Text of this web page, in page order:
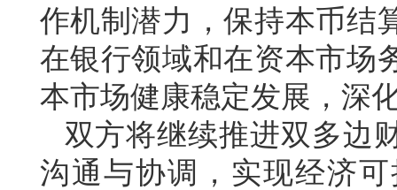
作机制潜力，保持本币结
在银行领域和在资本市场
本市场健康稳定发展，深
双方将继续推进双多边
沟通与协调，实现经济